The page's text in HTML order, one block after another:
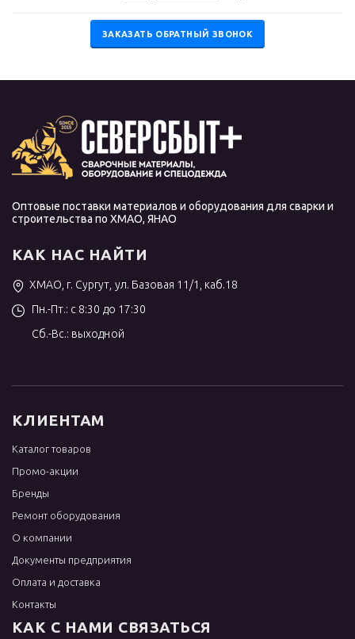
ЗАКАЗАТЬ ОБРАТНЫЙ ЗВОНОК
Оптовые поставки материалов и оборудования для сварки и
строительства по ХМАО, ЯНАО
КАК НАС НАЙТИ
ХМАО, г. Сургут, ул. Базовая 11/1, каб.18
Пн.-Пт.: с 8:30 до 17:30
Сб.-Вс.: выходной
КЛИЕНТАМ
Каталог товаров
Промо-акции
Бренды
Ремонт оборудования
О компании
Документы предприятия
Оплата и доставка
Контакты
КАК С НАМИ СВЯЗАТЬСЯ